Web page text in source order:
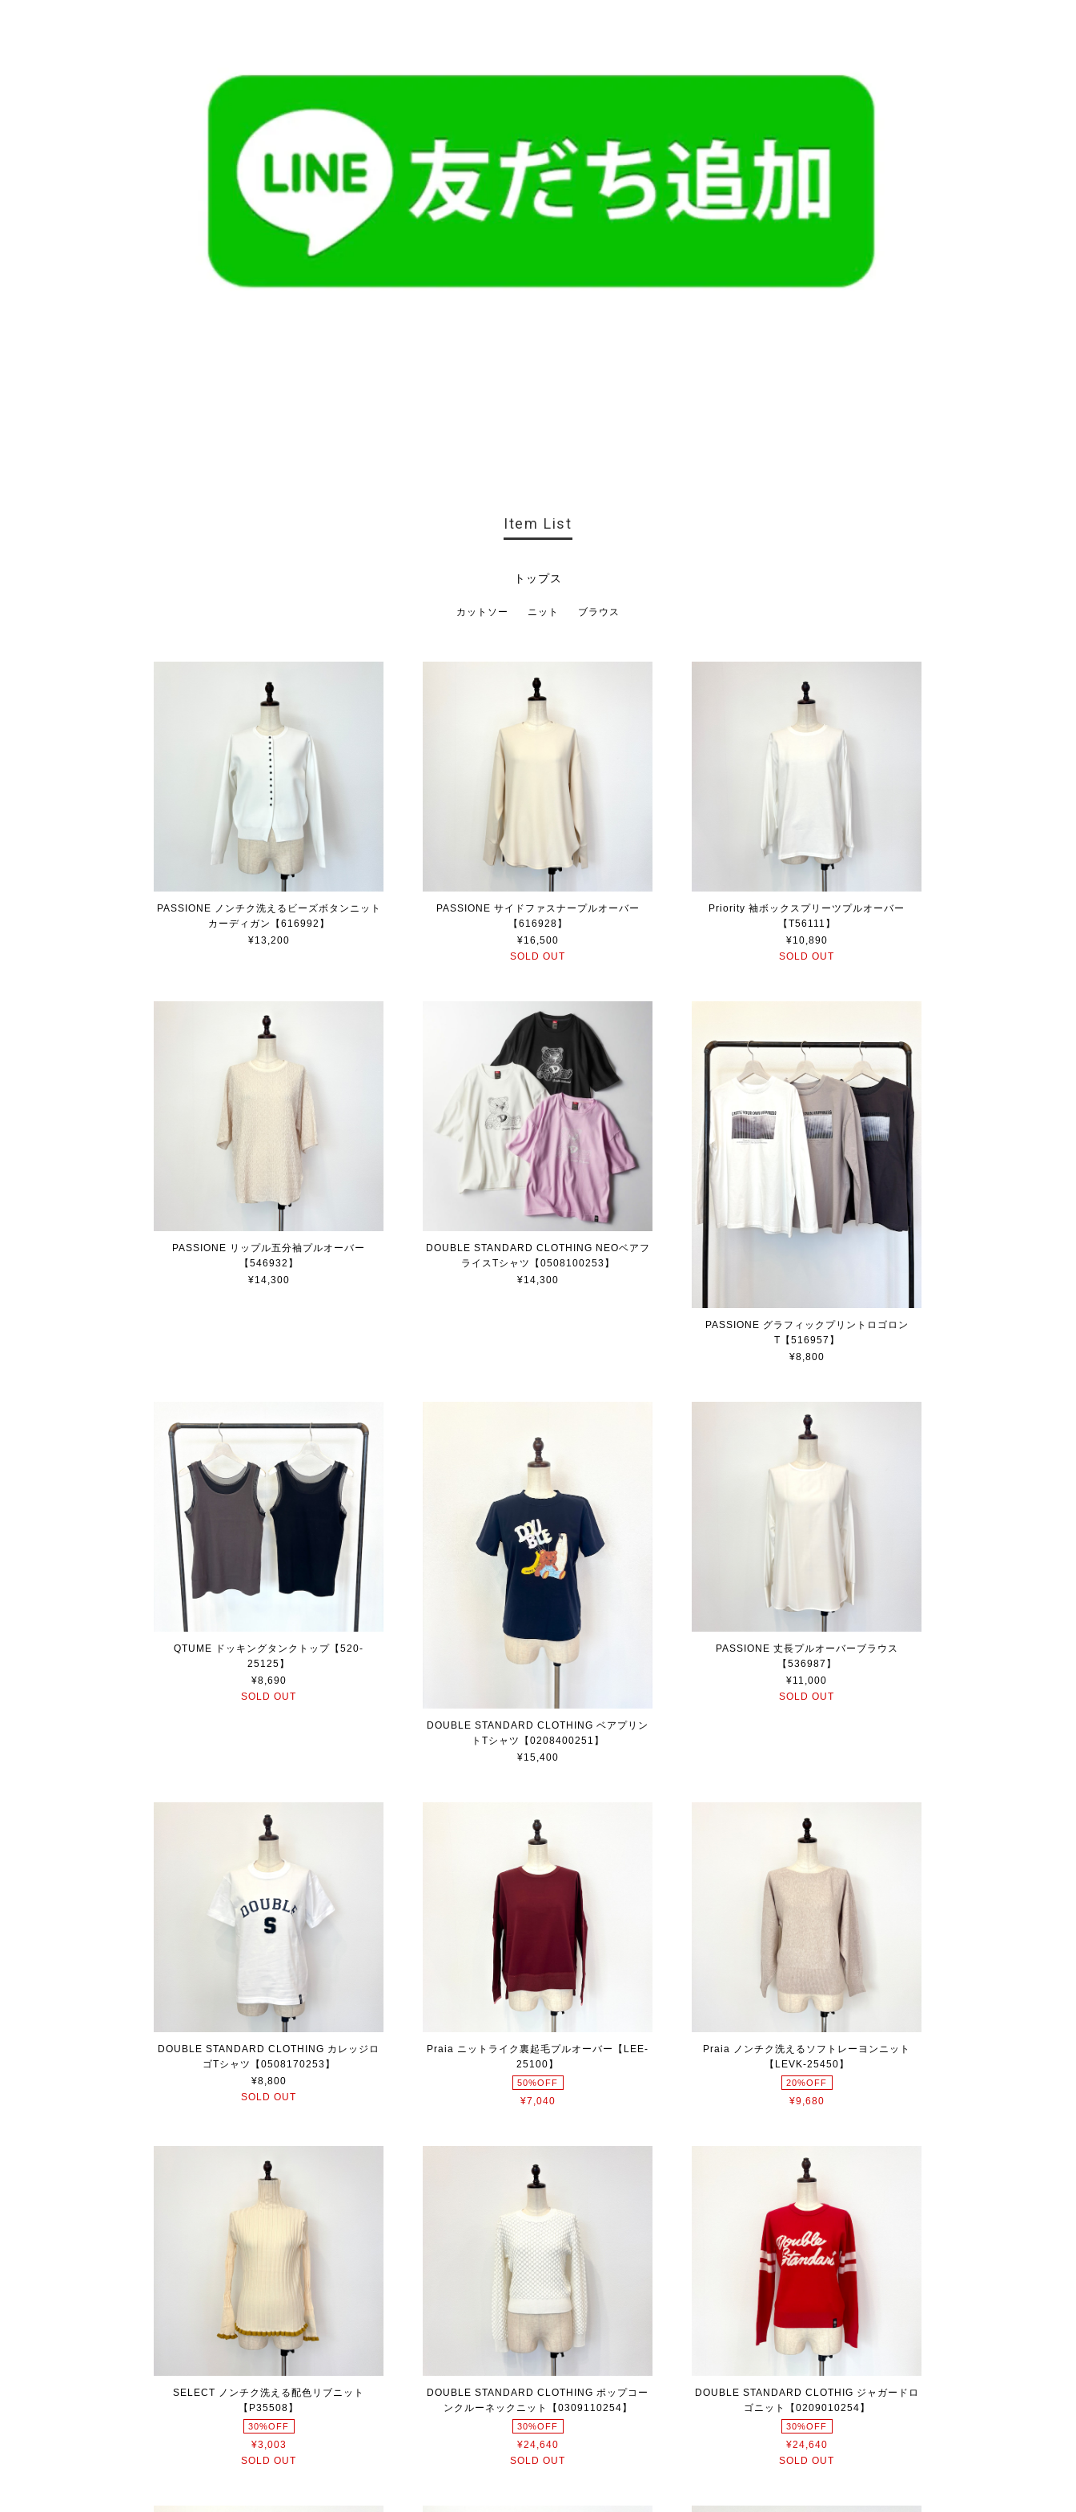
Item List
トップス
カットソー ニット ブラウス
PASSIONE ノンチク洗えるビーズボタンニット
カーディガン【616992】
¥13,200
PASSIONE サイドファスナープルオーバー
【616928】
¥16,500
SOLD OUT
Priority 袖ボックスプリーツプルオーバー
【T56111】
¥10,890
SOLD OUT
PASSIONE リップル五分袖プルオーバー
【546932】
¥14,300
DOUBLE STANDARD CLOTHING NEOベアフ
ライスTシャツ【0508100253】
¥14,300
PASSIONE グラフィックプリントロゴロン
T【516957】
¥8,800
QTUME ドッキングタンクトップ【520-
25125】
¥8,690
SOLD OUT
DOUBLE STANDARD CLOTHING ベアプリン
トTシャツ【0208400251】
¥15,400
PASSIONE 丈長プルオーバーブラウス
【536987】
¥11,000
SOLD OUT
DOUBLE STANDARD CLOTHING カレッジロ
ゴTシャツ【0508170253】
¥8,800
SOLD OUT
Praia ニットライク裏起毛プルオーバー【LEE-
25100】
50%OFF
¥7,040
Praia ノンチク洗えるソフトレーヨンニット
【LEVK-25450】
20%OFF
¥9,680
SELECT ノンチク洗える配色リブニット
【P35508】
30%OFF
¥3,003
SOLD OUT
DOUBLE STANDARD CLOTHING ポップコー
ンクルーネックニット【0309110254】
30%OFF
¥24,640
SOLD OUT
DOUBLE STANDARD CLOTHIG ジャガードロ
ゴニット【0209010254】
30%OFF
¥24,640
SOLD OUT